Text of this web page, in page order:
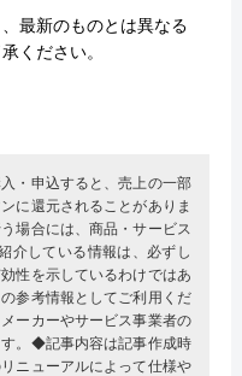
最新のものとは異なる
ください。
・申込すると、売上の一部
に還元されることがありま
場合には、商品・サービス
介している情報は、必ずし
性を示しているわけではあ
参考情報としてご利用くだ
ーカーやサービス事業者の
。◆記事内容は記事作成時
ニューアルによって仕様や